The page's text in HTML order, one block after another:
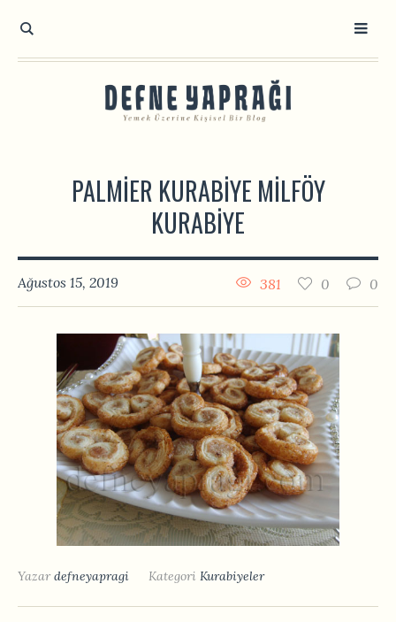
PALMIER KURABIYE MILFÖY
KURABIYE
Ağustos 15, 2019 0
0
381
Yazardefneyapragi Kategori Kurabiyeler